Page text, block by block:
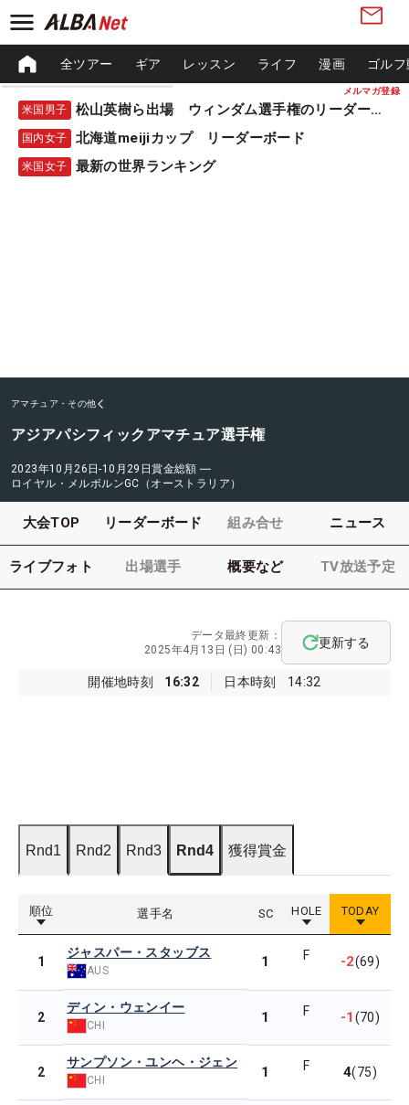
メルマガ登録
全ツアー ギア レッスン ライフ 漫画 ゴル
米国男子 松山英樹ら出場 ウィンダム選手権のリーダーボード
国内女子 北海道meijiカップ リーダーボード
米国女子 最新の世界ランキング
アマチュア・その他
アジアパシフィックアマチュア選手権
2023年10月26日-10月29日賞金総額 ―
ロイヤル・メルボルンGC（オーストラリア）
大会TOP リーダーボード 組み合せ ニュース
ライブフォト 出場選手 概要など TV放送予定
開催地時刻 16:32 日本時刻 14:32
データ最終更新：
2025年4月13日 (日) 00:43
更新する
Rnd1 Rnd2 Rnd3 Rnd4 獲得賞金
順位 選手名 SC HOLE TODAY
1
ジャスパー・スタッブス
AUS
1 F -2(69)
2
ディン・ウェンイー
CHI 1 F -1(70)
2
サンプソン・ユンヘ・ジェン
CHI 1 F 4(75)